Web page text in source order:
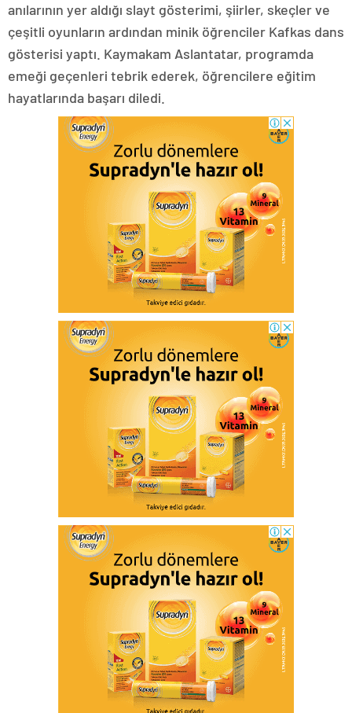
anılarının yer aldığı slayt gösterimi, şiirler, skeçler ve
çeşitli oyunların ardından minik öğrenciler Kafkas dans
gösterisi yaptı. Kaymakam Aslantatar, programda
emeği geçenleri tebrik ederek, öğrencilere eğitim
hayatlarında başarı diledi.